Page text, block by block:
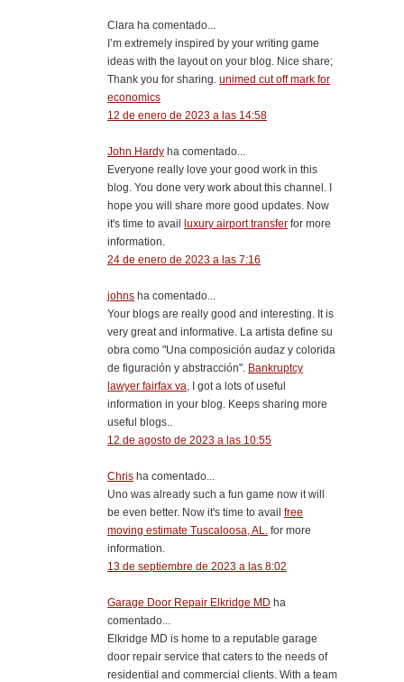
Clara ha comentado...
I’m extremely inspired by your writing game
ideas with the layout on your blog. Nice share;
Thank you for sharing. unimed cut off mark for
economics
12 de enero de 2023 a las 14:58
John Hardy ha comentado...
Everyone really love your good work in this
blog. You done very work about this channel. I
hope you will share more good updates. Now
it's time to avail
luxury airport transfer for more
information.
24 de enero de 2023 a las 7:16
johns ha comentado...
Your blogs are really good and interesting. It is
very great and informative. La artista define su
obra como "Una composición audaz y colorida
de figuración y abstracción". Bankruptcy
lawyer fairfax va, I got a lots of useful
information in your blog. Keeps sharing more
useful blogs..
12 de agosto de 2023 a las 10:55
Chris ha comentado...
Uno was already such a fun game now it will
be even better. Now it's time to avail free
moving estimate Tuscaloosa, AL. for more
information.
13 de septiembre de 2023 a las 8:02
Garage Door Repair Elkridge MD ha
comentado...
Elkridge MD is home to a reputable garage
door repair service that caters to the needs of
residential and commercial clients. With a team